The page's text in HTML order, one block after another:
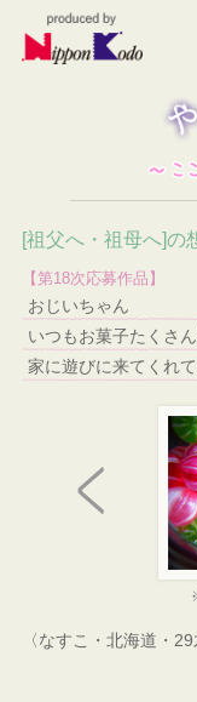
[祖父へ・祖母へ]
【第18次応募作品】
おじいちゃん
いつもお菓子たくさ
家に遊びに来てくれ
〈なすこ・北海道・